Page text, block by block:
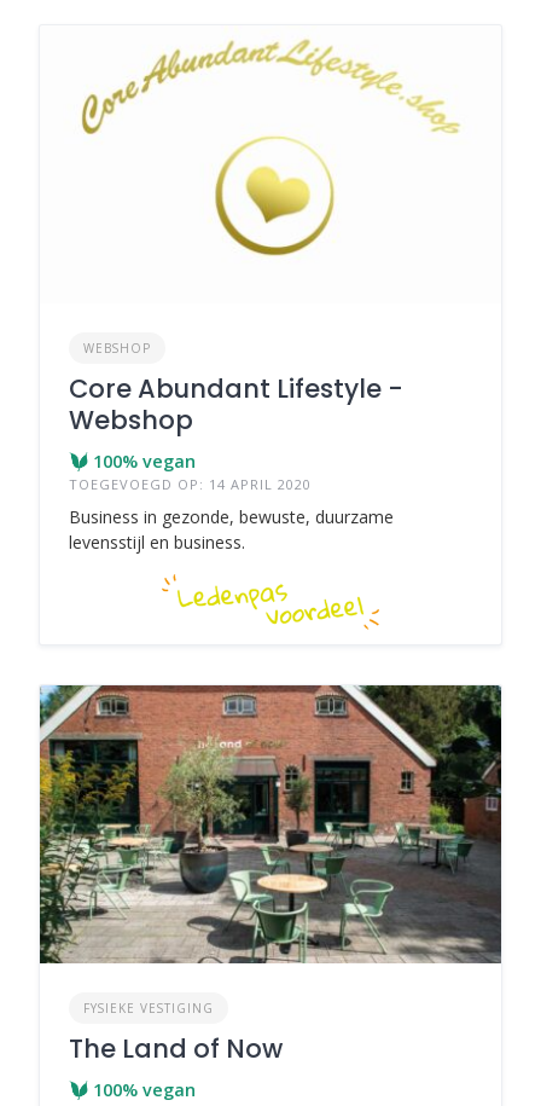
WEBSHOP
Core Abundant Lifestyle -
Webshop
100% vegan
TOEGEVOEGD OP: 14 APRIL 2020
Business in gezonde, bewuste, duurzame
levensstijl en business.
FYSIEKE VESTIGING
The Land of Now
100% vegan